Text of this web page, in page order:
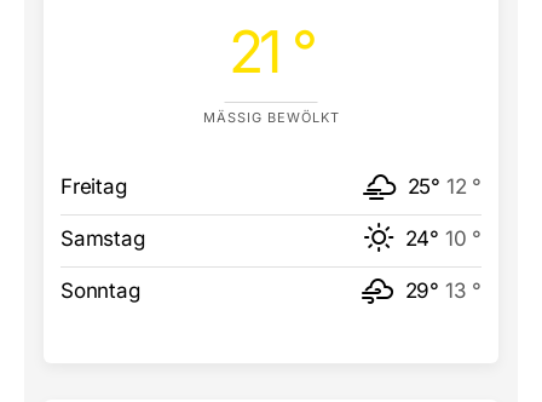
21 °
MÄSSIG BEWÖLKT
Freitag 25° 12 °
Samstag 24° 10 °
Sonntag 29° 13 °